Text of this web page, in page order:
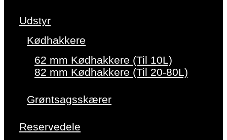
Udstyr
Kødhakkere
62 mm Kødhakkere (Til 10L)
82 mm Kødhakkere (Til 20-80L)
Grøntsagsskærer
Reservedele